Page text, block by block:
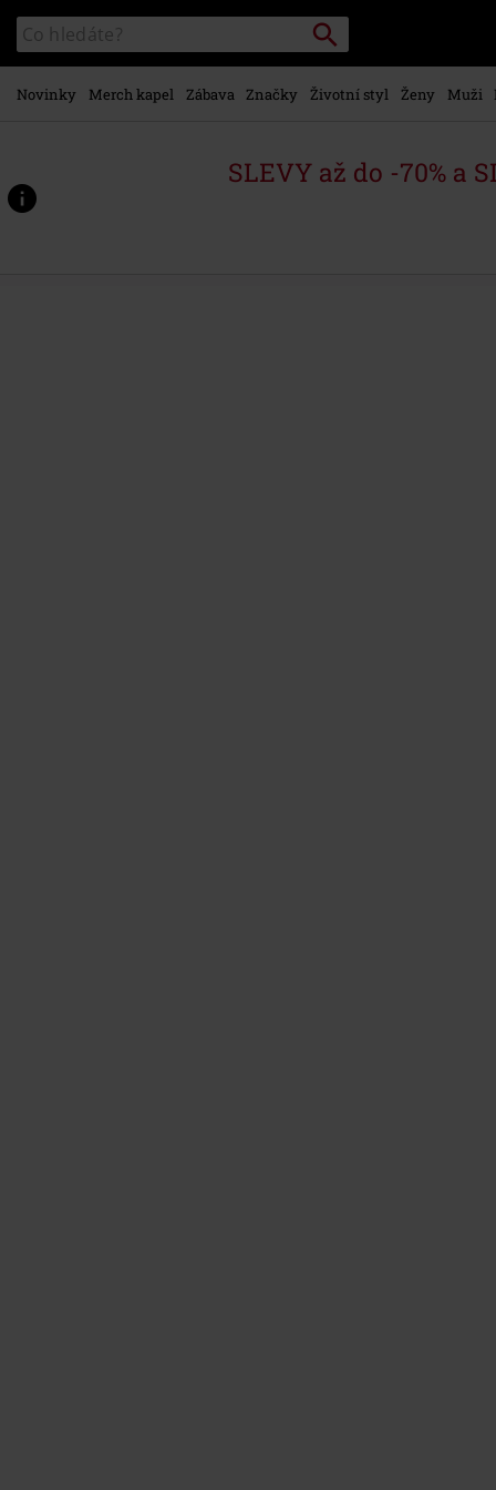
hlavnímu
obsahu
Katalog
vyhledávání
Vyhledávání
Novinky Merch kapel Zábava Značky Životní styl Ženy Muži
SLEVY až do -70% a